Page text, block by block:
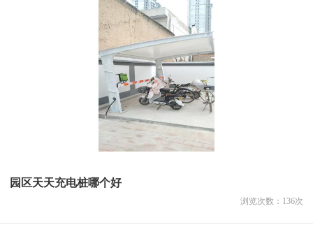
园区天天充电桩哪个好
浏览次数： 136次